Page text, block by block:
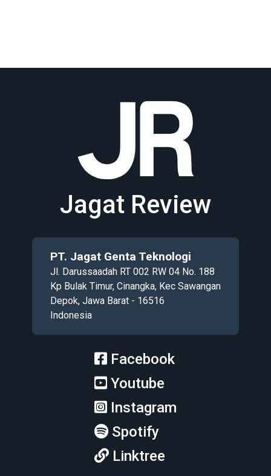
Jagat Review
PT. Jagat Genta Teknologi
Jl. Darussaadah RT 002 RW 04 No. 188
Kp Bulak Timur, Cinangka, Kec Sawangan
Depok, Jawa Barat - 16516
Indonesia
Facebook
Youtube
Instagram
Spotify
Linktree